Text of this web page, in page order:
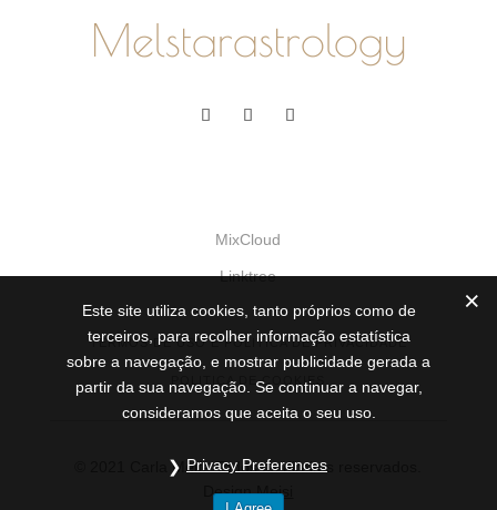
Melstarastrology
MixCloud
Linktree
TERMOS DE USO E POLITICA DE PRIVACIDADE
POLITICA DE COOKIES
© 2021 Carla Melfe.Todos os direitos reservados.
DesignMeisi
Este site utiliza cookies, tanto próprios como de
terceiros, para recolher informação estatística
sobre a navegação, e mostrar publicidade gerada a
partir da sua navegação. Se continuar a navegar,
consideramos que aceita o seu uso.
Privacy Preferences